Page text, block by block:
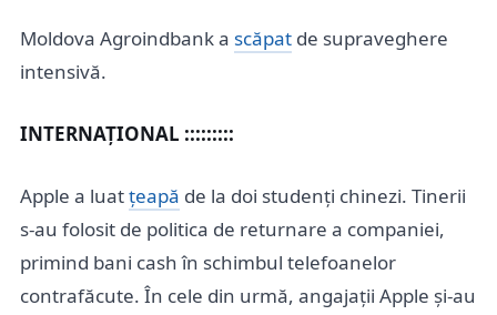
Moldova Agroindbank a scăpat de supraveghere
intensivă.
INTERNAȚIONAL :::::::::
Apple a luatțeapă de la doi studenți chinezi. Tinerii
s-au folosit de politica de returnare a companiei,
primind bani cash în schimbul telefoanelor
contrafăcute. În cele din urmă, angajații Apple și-au